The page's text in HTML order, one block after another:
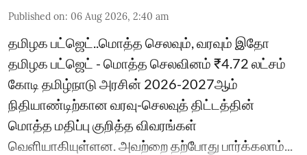
Published on: 06 Aug 2026, 2:40 am
தமிழக பட்ஜெட்..மொத்த செலவும், வரவும் இதோ
தமிழக பட்ஜெட் - மொத்த செலவினம் ₹4.72 லட்சம்
கோடி தமிழ்நாடு அரசின் 2026-2027ஆம்
நிதியாண்டிற்கான வரவு-செலவுத் திட்டத்தின்
மொத்த மதிப்பு குறித்த விவரங்கள்
வெளியாகியுள்ளன. அவற்றை தற்போது பார்க்கலாம்...